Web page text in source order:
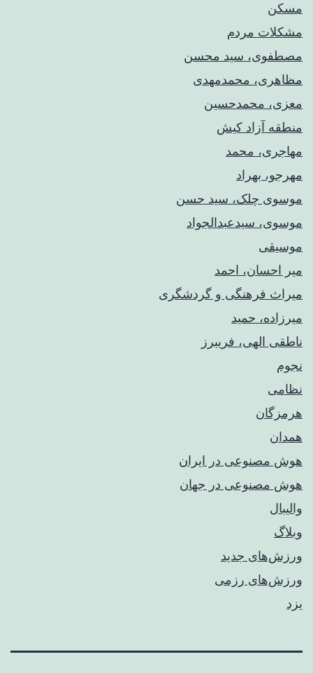
مسکن
مشکلات مردم
مصطفوی، سید محسن
مظاهری، محمدمهدی
معزی، محمدحسین
منطقه آزاد کیش
مهاجری، محمد
مهرجو، بهراد
موسوی چلک، سید حسن
موسوی، سیدعبدالجواد
موسیقی
میر احسان، احمد
میراث فرهنگی و گردشگری
میرزاده، حمید
ناطقی الهی، فریبرز
نجوم
نظامی
هرمزگان
همدان
هوش مصنوعی در ایران
هوش مصنوعی در جهان
والیبال
وبلاگ
ورزش‌های جدید
ورزش‌های رزمی
یزد